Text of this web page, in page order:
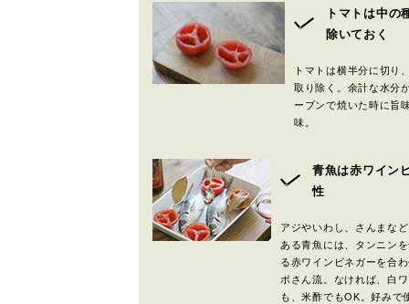
トマトは中の
除いておく
トマトは横半分に切り
取り除く。余計な水分
ーブンで焼いた時に旨
味。
青魚は赤ワイン
性
アジやいわし、さんまな
ある青魚には、タンニン
る赤ワインビネガーを合
ボさん流。なければ、白
も、米酢でもOK。好みで